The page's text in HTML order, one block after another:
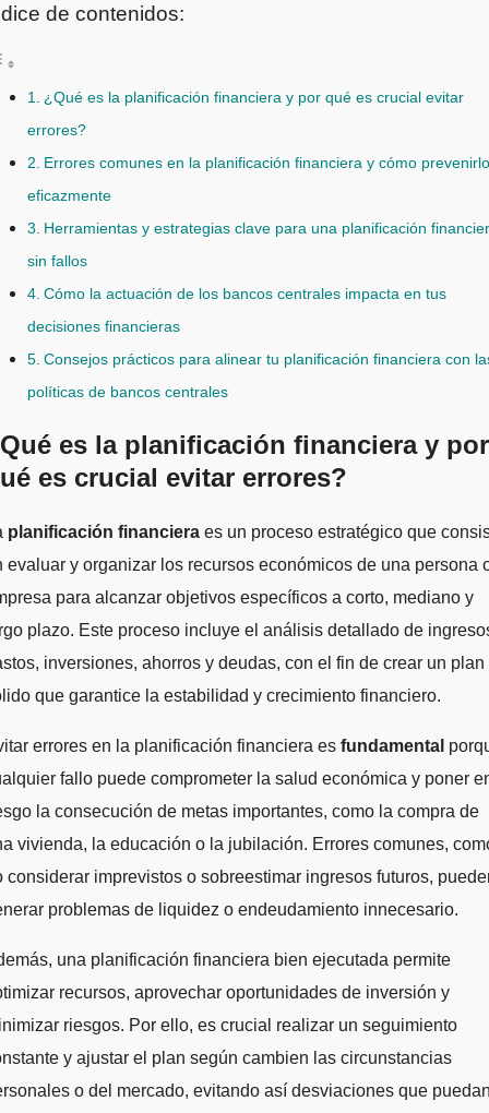
de contenidos:
¿Qué es la planificación financiera y por qué es crucial evitar
errores?
Errores comunes en la planificación financiera y cómo
eficazmente
Herramientas y estrategias clave para una planificación
sin fallos
Cómo la actuación de los bancos centrales impacta en tus
decisiones financieras
Consejos prácticos para alinear tu planificación financiera con
políticas de bancos centrales
es la planificación financiera y por
es crucial evitar errores?
planificación financiera es un proceso estratégico que
evaluar y organizar los recursos económicos de una persona
para alcanzar objetivos específicos a corto, mediano y
plazo. Este proceso incluye el análisis detallado de
inversiones, ahorros y deudas, con el fin de crear un plan
que garantice la estabilidad y crecimiento financiero.
errores en la planificación financiera es fundamental
fallo puede comprometer la salud económica y poner
la consecución de metas importantes, como la compra de
vivienda, la educación o la jubilación. Errores comunes,
considerar imprevistos o sobreestimar ingresos futuros,
problemas de liquidez o endeudamiento innecesario.
una planificación financiera bien ejecutada permite
recursos, aprovechar oportunidades de inversión y
riesgos. Por ello, es crucial realizar un seguimiento
y ajustar el plan según cambien las circunstancias
o del mercado, evitando así desviaciones que